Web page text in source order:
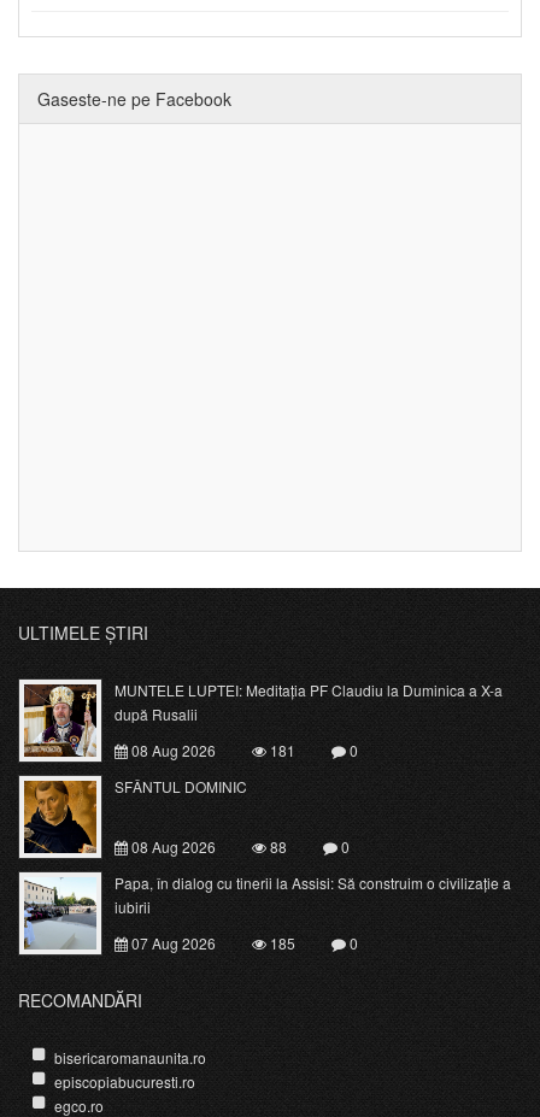
Gaseste-ne pe Facebook
ULTIMELE ȘTIRI
MUNTELE LUPTEI: Meditația PF Claudiu la Duminica a X-a
după Rusalii
08 Aug 2026
181
0
SFÂNTUL DOMINIC
08 Aug 2026 88
0
Papa, în dialog cu tinerii la Assisi: Să construim o civilizație a
iubirii
07 Aug 2026
185 0
RECOMANDĂRI
bisericaromanaunita.ro
episcopiabucuresti.ro
egco.ro